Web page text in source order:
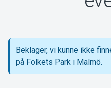
Om
Beklager, vi kunne ikke
på Folkets Park i Malmö.